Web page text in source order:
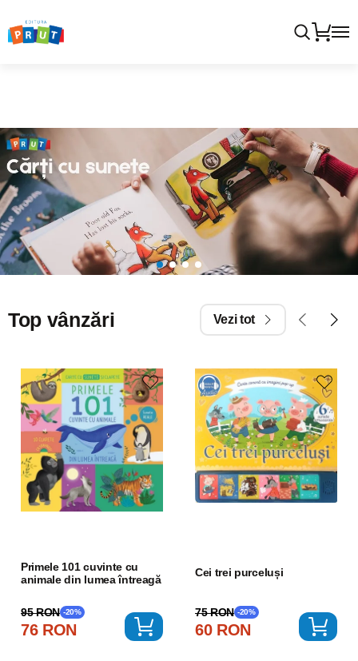
Top vânzări Vezi tot
Primele 101 cuvinte cu
animale din lumea întreagă
76 RON
95 RON -20%
Cei trei purceluși
60 RON
75 RON -20%